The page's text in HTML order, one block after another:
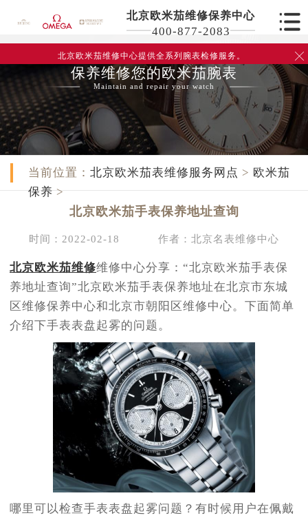
北京欧米茄维修保养中心
400-877-2083
北京欧米茄维修中心提供全系列腕表检修服务。 
保养维修您的欧米茄腕表
Maintain and repair your watch
当前位置： 北京欧米茄表维修服务网点 > 欧米茄
保养 >
北京欧米茄手表保养地址查询
时间：2022-02-18 作者：北京名表维修中心
北京欧米茄维修维修中心分享：“北京欧米茄手表保
养地址查询”北京欧米茄手表保养地址在北京市东城
区维修保养中心和北京市朝阳区维修中心。下面简单
介绍下手表表盘起雾的问题。
哪里可以检查手表表盘起雾问题？有时候用户在佩戴